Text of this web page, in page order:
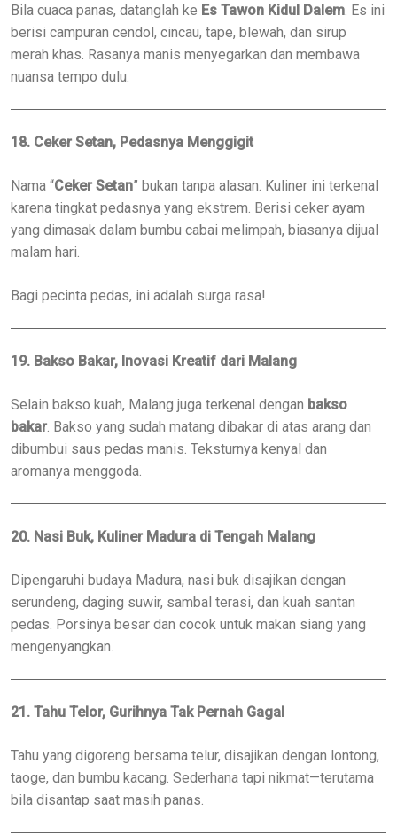
Bila cuaca panas, datanglah ke Es Tawon Kidul Dalem . Es ini
berisi campuran cendol, cincau, tape, blewah, dan sirup
merah khas. Rasanya manis menyegarkan dan membawa
nuansa tempo dulu.
18. Ceker Setan, Pedasnya Menggigit
Nama “Ceker Setan” bukan tanpa alasan. Kuliner ini terkenal
karena tingkat pedasnya yang ekstrem. Berisi ceker ayam
yang dimasak dalam bumbu cabai melimpah, biasanya dijual
malam hari.
Bagi pecinta pedas, ini adalah surga rasa!
19. Bakso Bakar, Inovasi Kreatif dari Malang
Selain bakso kuah, Malang juga terkenal dengan bakso
bakar . Bakso yang sudah matang dibakar di atas arang dan
dibumbui saus pedas manis. Teksturnya kenyal dan
aromanya menggoda.
20. Nasi Buk, Kuliner Madura di Tengah Malang
Dipengaruhi budaya Madura, nasi buk disajikan dengan
serundeng, daging suwir, sambal terasi, dan kuah santan
pedas. Porsinya besar dan cocok untuk makan siang yang
mengenyangkan.
21. Tahu Telor, Gurihnya Tak Pernah Gagal
Tahu yang digoreng bersama telur, disajikan dengan lontong,
taoge, dan bumbu kacang. Sederhana tapi nikmat—terutama
bila disantap saat masih panas.